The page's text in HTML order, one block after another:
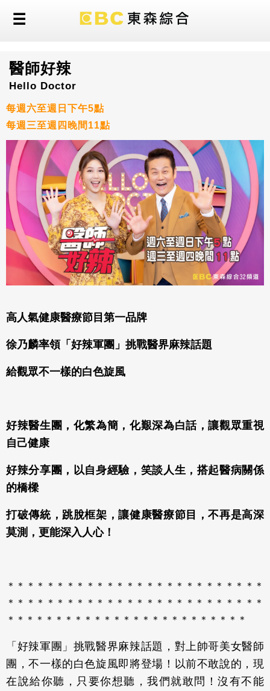
醫師好辣
Hello Doctor
每週六至週日下午5點
每週三至週四晚間11點
高人氣健康醫療節目第一品牌
徐乃麟率領「好辣軍團」挑戰醫界麻辣話題
給觀眾不一樣的白色旋風
好辣醫生團，化繁為簡，化艱深為白話，讓觀眾重視
自己健康
好辣分享團，以自身經驗，笑談人生，搭起醫病關係
的橋樑
打破傳統，跳脫框架，讓健康醫療節目，不再是高深
莫測，更能深入人心！
＊＊＊＊＊＊＊＊＊＊＊＊＊＊＊＊＊＊＊＊＊＊＊＊＊＊
＊＊＊＊＊＊＊＊＊＊＊＊＊＊＊＊＊＊＊＊＊＊＊＊＊＊
＊＊＊＊＊＊＊＊＊＊＊＊＊＊＊＊＊＊＊＊＊＊＊＊＊
「好辣軍團」挑戰醫界麻辣話題，對上帥哥美女醫師
團，不一樣的白色旋風即將登場！以前不敢說的，現
在說給你聽，只要你想聽，我們就敢問！沒有不能